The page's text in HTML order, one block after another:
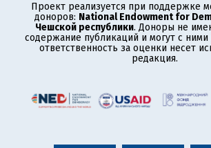
Проект реализуется при поддержке
доноров: National Endowment for
Чешской республики. Доноры не
содержание публикаций и могут с ними
ответственность за оценки несет
редакция.